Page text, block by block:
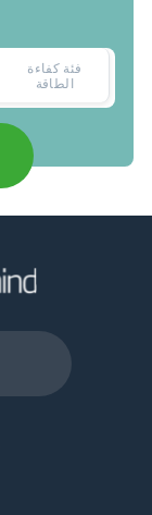
فئة كفاءة
الطاقة